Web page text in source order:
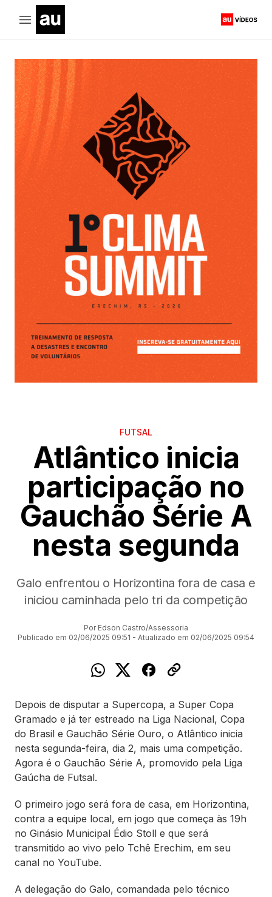
FUTSAL
Atlântico inicia
participação no
Gauchão Série A
nesta segunda
Galo enfrentou o Horizontina fora de casa e
iniciou caminhada pelo tri da competição
Por Edson Castro/Assessoria
Publicado em 02/06/2025 09:51 - Atualizado em 02/06/2025 09:54
Depois de disputar a Supercopa, a Super Copa
Gramado e já ter estreado na Liga Nacional, Copa
do Brasil e Gauchão Série Ouro, o Atlântico inicia
nesta segunda-feira, dia 2, mais uma competição.
Agora é o Gauchão Série A, promovido pela Liga
Gaúcha de Futsal.
O primeiro jogo será fora de casa, em Horizontina,
contra a equipe local, em jogo que começa às 19h
no Ginásio Municipal Édio Stoll e que será
transmitido ao vivo pelo Tchê Erechim, em seu
canal no YouTube.
A delegação do Galo, comandada pelo técnico